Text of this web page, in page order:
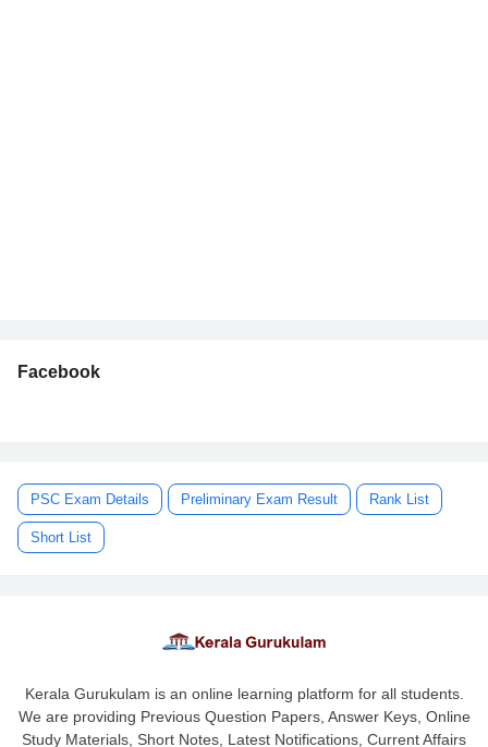
Facebook
PSC Exam Details Preliminary Exam Result Rank List
Short List
Kerala Gurukulam is an online learning platform for all students.
We are providing Previous Question Papers, Answer Keys, Online
Study Materials, Short Notes, Latest Notifications, Current Affairs